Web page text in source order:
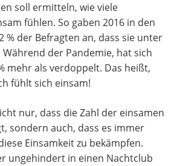
soll ermitteln, wie viele
fühlen. So gaben 2016 in den
% der Befragten an, dass sie unter
der Pandemie, hat sich
mehr als verdoppelt. Das heißt,
fühlt sich einsam!
nur, dass die Zahl der einsamen
sondern auch, dass es immer
Einsamkeit zu bekämpfen.
ungehindert in einen Nachtclub